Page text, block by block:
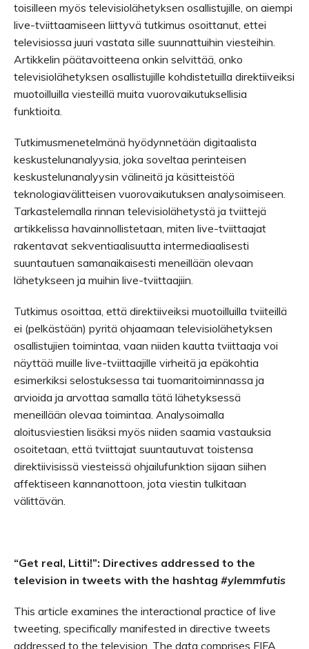
toisilleen myös televisiolähetyksen osallistujille, on aiempi
live-tviittaamiseen liittyvä tutkimus osoittanut, ettei
televisiossa juuri vastata sille suunnattuihin viesteihin.
Artikkelin päätavoitteena onkin selvittää, onko
televisiolähetyksen osallistujille kohdistetuilla direktiiveiksi
muotoilluilla viesteillä muita vuorovaikutuksellisia
funktioita.
Tutkimusmenetelmänä hyödynnetään digitaalista
keskustelunanalyysia, joka soveltaa perinteisen
keskustelunanalyysin välineitä ja käsitteistöä
teknologiavälitteisen vuorovaikutuksen analysoimiseen.
Tarkastelemalla rinnan televisiolähetystä ja tviittejä
artikkelissa havainnollistetaan, miten live-tviittaajat
rakentavat sekventiaalisuutta inter­mediaalisesti
suuntautuen samanaikaisesti meneillään olevaan
lähetykseen ja muihin live-tviittaajiin.
Tutkimus osoittaa, että direktiiveiksi muotoilluilla tviiteillä
ei (pelkästään) pyritä ohjaamaan televisiolähetyksen
osallistujien toimintaa, vaan niiden kautta tviittaaja voi
näyttää muille live-tviittaajille virheitä ja epäkohtia
esimerkiksi selostuksessa tai tuomaritoiminnassa ja
arvioida ja arvottaa samalla tätä lähetyksessä
meneillään olevaa toimintaa. Analysoimalla
aloitusviestien lisäksi myös niiden saamia vastauksia
osoitetaan, että tviittajat suuntautuvat toistensa
direktiivisissä viesteissä ohjailufunktion sijaan siihen
affektiseen kannanottoon, jota viestin tulkitaan
välittävän.
“Get real, Litti!”: Directives addressed to the
television in tweets with the hashtag #ylemmfutis
This article examines the interactional practice of live
tweeting, specifically manifested in directive tweets
addressed to the television. The data comprises FIFA